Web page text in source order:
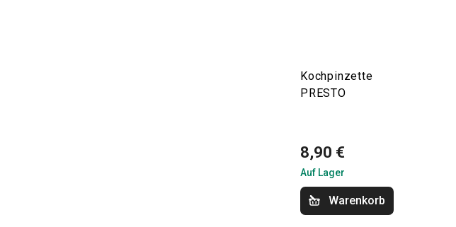
Kochpinzette
PRESTO
8,90 €
Auf Lager
Warenkorb